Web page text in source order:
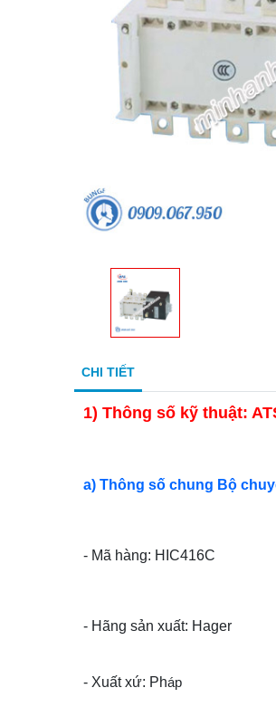
CHI TIẾT
1) Thông số kỹ thuật:
a) Thông số chung Bộ
- Mã hàng: HIC416C
- Hãng sản xuất: Hager
- Xuất xứ: Pháp